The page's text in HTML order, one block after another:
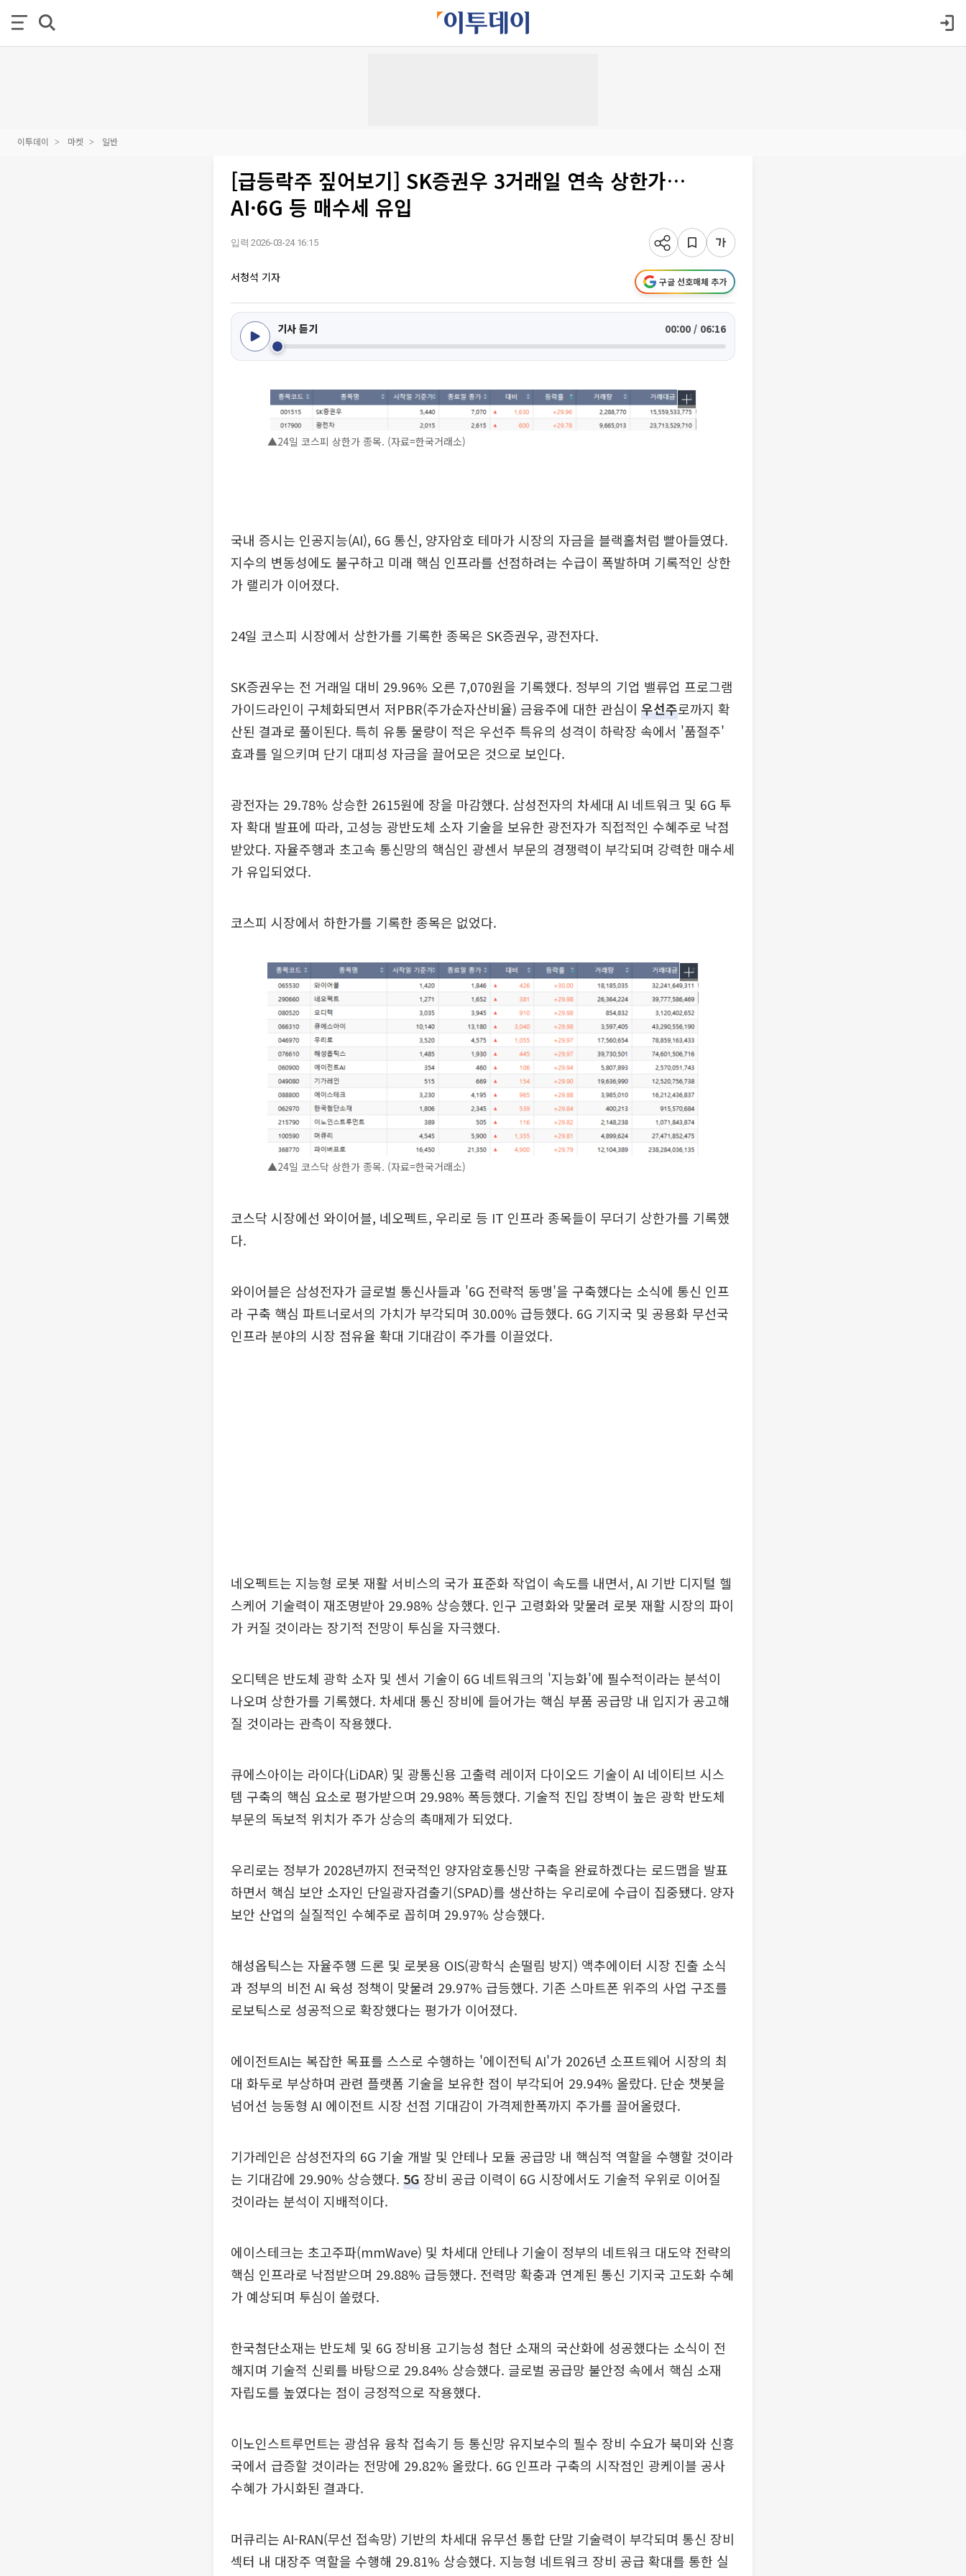
이투데이 마켓 일반
[급등락주 짚어보기] SK증권우 3거래일 연속 상한가…
AI·6G 등 매수세 유입
입력 2026-03-24 16:15
서청석 기자 구글 선호매체 추가
기사 듣기 00:00 / 06:16
▲24일 코스피 상한가 종목. (자료=한국거래소)
국내 증시는 인공지능(AI), 6G 통신, 양자암호 테마가 시장의 자금을 블랙홀처럼 빨아들였다.
지수의 변동성에도 불구하고 미래 핵심 인프라를 선점하려는 수급이 폭발하며 기록적인 상한
가 랠리가 이어졌다.
24일 코스피 시장에서 상한가를 기록한 종목은 SK증권우, 광전자다.
SK증권우는 전 거래일 대비 29.96% 오른 7,070원을 기록했다. 정부의 기업 밸류업 프로그램
가이드라인이 구체화되면서 저PBR(주가순자산비율) 금융주에 대한 관심이 우선주로까지 확
산된 결과로 풀이된다. 특히 유통 물량이 적은 우선주 특유의 성격이 하락장 속에서 '품절주'
효과를 일으키며 단기 대피성 자금을 끌어모은 것으로 보인다.
광전자는 29.78% 상승한 2615원에 장을 마감했다. 삼성전자의 차세대 AI 네트워크 및 6G 투
자 확대 발표에 따라, 고성능 광반도체 소자 기술을 보유한 광전자가 직접적인 수혜주로 낙점
받았다. 자율주행과 초고속 통신망의 핵심인 광센서 부문의 경쟁력이 부각되며 강력한 매수세
가 유입되었다.
코스피 시장에서 하한가를 기록한 종목은 없었다.
▲24일 코스닥 상한가 종목. (자료=한국거래소)
코스닥 시장에선 와이어블, 네오펙트, 우리로 등 IT 인프라 종목들이 무더기 상한가를 기록했
다.
와이어블은 삼성전자가 글로벌 통신사들과 '6G 전략적 동맹'을 구축했다는 소식에 통신 인프
라 구축 핵심 파트너로서의 가치가 부각되며 30.00% 급등했다. 6G 기지국 및 공용화 무선국
인프라 분야의 시장 점유율 확대 기대감이 주가를 이끌었다.
네오펙트는 지능형 로봇 재활 서비스의 국가 표준화 작업이 속도를 내면서, AI 기반 디지털 헬
스케어 기술력이 재조명받아 29.98% 상승했다. 인구 고령화와 맞물려 로봇 재활 시장의 파이
가 커질 것이라는 장기적 전망이 투심을 자극했다.
오디텍은 반도체 광학 소자 및 센서 기술이 6G 네트워크의 '지능화'에 필수적이라는 분석이
나오며 상한가를 기록했다. 차세대 통신 장비에 들어가는 핵심 부품 공급망 내 입지가 공고해
질 것이라는 관측이 작용했다.
큐에스아이는 라이다(LiDAR) 및 광통신용 고출력 레이저 다이오드 기술이 AI 네이티브 시스
템 구축의 핵심 요소로 평가받으며 29.98% 폭등했다. 기술적 진입 장벽이 높은 광학 반도체
부문의 독보적 위치가 주가 상승의 촉매제가 되었다.
우리로는 정부가 2028년까지 전국적인 양자암호통신망 구축을 완료하겠다는 로드맵을 발표
하면서 핵심 보안 소자인 단일광자검출기(SPAD)를 생산하는 우리로에 수급이 집중됐다. 양자
보안 산업의 실질적인 수혜주로 꼽히며 29.97% 상승했다.
해성옵틱스는 자율주행 드론 및 로봇용 OIS(광학식 손떨림 방지) 액추에이터 시장 진출 소식
과 정부의 비전 AI 육성 정책이 맞물려 29.97% 급등했다. 기존 스마트폰 위주의 사업 구조를
로보틱스로 성공적으로 확장했다는 평가가 이어졌다.
에이전트AI는 복잡한 목표를 스스로 수행하는 '에이전틱 AI'가 2026년 소프트웨어 시장의 최
대 화두로 부상하며 관련 플랫폼 기술을 보유한 점이 부각되어 29.94% 올랐다. 단순 챗봇을
넘어선 능동형 AI 에이전트 시장 선점 기대감이 가격제한폭까지 주가를 끌어올렸다.
기가레인은 삼성전자의 6G 기술 개발 및 안테나 모듈 공급망 내 핵심적 역할을 수행할 것이라
는 기대감에 29.90% 상승했다. 5G 장비 공급 이력이 6G 시장에서도 기술적 우위로 이어질
것이라는 분석이 지배적이다.
에이스테크는 초고주파(mmWave) 및 차세대 안테나 기술이 정부의 네트워크 대도약 전략의
핵심 인프라로 낙점받으며 29.88% 급등했다. 전력망 확충과 연계된 통신 기지국 고도화 수혜
가 예상되며 투심이 쏠렸다.
한국첨단소재는 반도체 및 6G 장비용 고기능성 첨단 소재의 국산화에 성공했다는 소식이 전
해지며 기술적 신뢰를 바탕으로 29.84% 상승했다. 글로벌 공급망 불안정 속에서 핵심 소재
자립도를 높였다는 점이 긍정적으로 작용했다.
이노인스트루먼트는 광섬유 융착 접속기 등 통신망 유지보수의 필수 장비 수요가 북미와 신흥
국에서 급증할 것이라는 전망에 29.82% 올랐다. 6G 인프라 구축의 시작점인 광케이블 공사
수혜가 가시화된 결과다.
머큐리는 AI-RAN(무선 접속망) 기반의 차세대 유무선 통합 단말 기술력이 부각되며 통신 장비
섹터 내 대장주 역할을 수행해 29.81% 상승했다. 지능형 네트워크 장비 공급 확대를 통한 실